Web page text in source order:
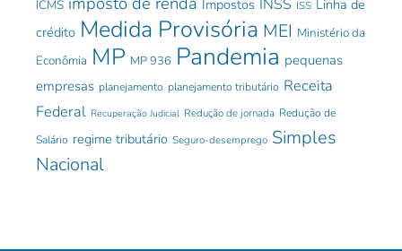
ICMS Impostos INSS ISS Linha de
crédito Medida Provisória MEI Ministério da
Econômia MP MP 936 Pandemia pequenas
empresas planejamento planejamento tributário Receita
Federal Recuperação Judicial Redução de jornada Redução de
Salário regime tributário Seguro-desemprego Simples
Nacional